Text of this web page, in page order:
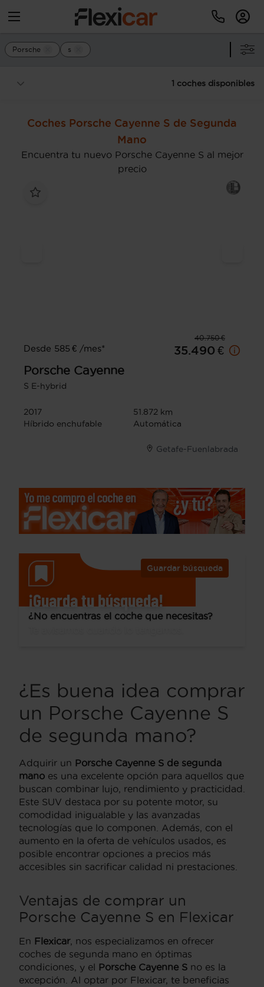
Porsche s
1 coches disponibles
Coches Porsche Cayenne S de Segunda
Mano
Encuentra tu nuevo Porsche Cayenne S al mejor
precio
40.750 €
Desde 585 € /mes*
35.490 €
Porsche Cayenne
S E-hybrid
2017
51.872 km
Híbrido enchufable
Automática
Getafe-Fuenlabrada
Guardar búsqueda
¡Guarda tu búsqueda!
¿No encuentras el coche que necesitas?
¿Es buena idea comprar
un Porsche Cayenne S
de segunda mano?
Adquirir un Porsche Cayenne S de segunda
mano es una excelente opción para aquellos que
buscan combinar lujo, rendimiento y practicidad.
Este SUV destaca por su potente motor, su
comodidad inigualable y las avanzadas
tecnologías que lo componen. Además, con el
aumento en la oferta de vehículos usados, es
posible encontrar opciones a precios más
accesibles sin sacrificar calidad ni prestaciones.
Ventajas de comprar un
Porsche Cayenne S en Flexicar
En Flexicar, nos especializamos en ofrecer
coches de segunda mano en óptimas
condiciones, y el Porsche Cayenne S no es la
excepción. Al optar por Flexicar, te beneficias